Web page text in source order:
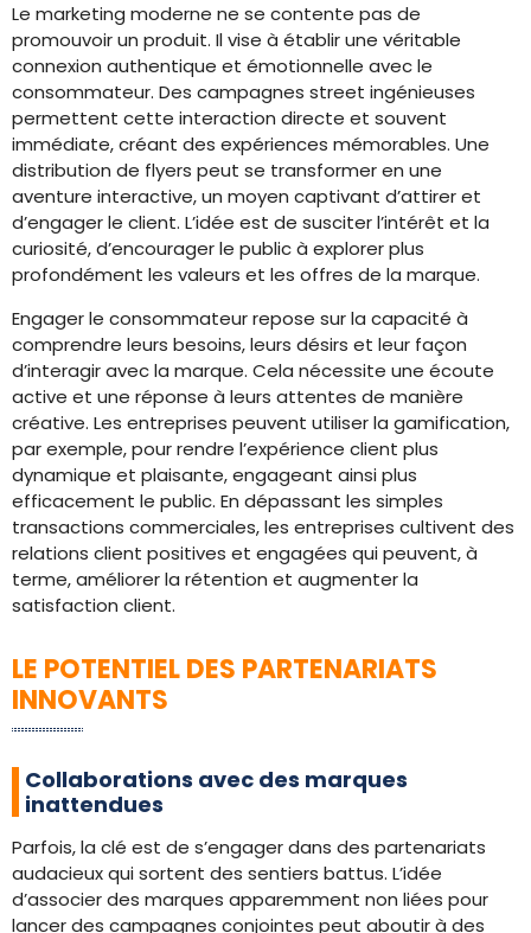
Le marketing moderne ne se contente pas de
promouvoir un produit. Il vise à établir une véritable
connexion authentique et émotionnelle avec le
consommateur. Des campagnes street ingénieuses
permettent cette interaction directe et souvent
immédiate, créant des expériences mémorables. Une
distribution de flyers peut se transformer en une
aventure interactive, un moyen captivant d’attirer et
d’engager le client. L’idée est de susciter l’intérêt et la
curiosité, d’encourager le public à explorer plus
profondément les valeurs et les offres de la marque.
Engager le consommateur repose sur la capacité à
comprendre leurs besoins, leurs désirs et leur façon
d’interagir avec la marque. Cela nécessite une écoute
active et une réponse à leurs attentes de manière
créative. Les entreprises peuvent utiliser la gamification,
par exemple, pour rendre l’expérience client plus
dynamique et plaisante, engageant ainsi plus
efficacement le public. En dépassant les simples
transactions commerciales, les entreprises cultivent des
relations client positives et engagées qui peuvent, à
terme, améliorer la rétention et augmenter la
satisfaction client.
LE POTENTIEL DES PARTENARIATS
INNOVANTS
Collaborations avec des marques
inattendues
Parfois, la clé est de s’engager dans des partenariats
audacieux qui sortent des sentiers battus. L’idée
d’associer des marques apparemment non liées pour
lancer des campagnes conjointes peut aboutir à des